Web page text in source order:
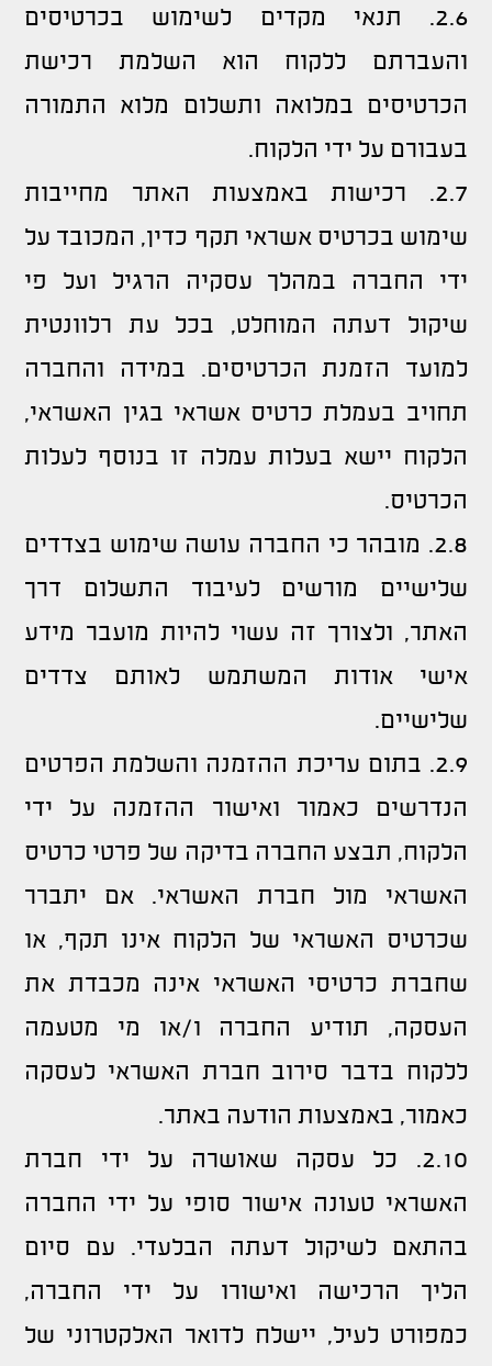
2.6. תנאי מקדים לשימוש בכרטיסים
והעברתם ללקוח הוא השלמת רכישת
הכרטיסים במלואה ותשלום מלוא התמורה
בעבורם על ידי הלקוח.
2.7. רכישות באמצעות האתר מחייבות
שימוש בכרטיס אשראי תקף כדין, המכובד על
ידי החברה במהלך עסקיה הרגיל ועל פי
שיקול דעתה המוחלט, בכל עת רלוונטית
למועד הזמנת הכרטיסים. במידה והחברה
תחויב בעמלת כרטיס אשראי בגין האשראי,
הלקוח יישא בעלות עמלה זו בנוסף לעלות
הכרטיס.
2.8. מובהר כי החברה עושה שימוש בצדדים
שלישיים מורשים לעיבוד התשלום דרך
האתר, ולצורך זה עשוי להיות מועבר מידע
אישי אודות המשתמש לאותם צדדים
שלישיים.
2.9. בתום עריכת ההזמנה והשלמת הפרטים
הנדרשים כאמור ואישור ההזמנה על ידי
הלקוח, תבצע החברה בדיקה של פרטי כרטיס
האשראי מול חברת האשראי. אם יתברר
שכרטיס האשראי של הלקוח אינו תקף, או
שחברת כרטיסי האשראי אינה מכבדת את
העסקה, תודיע החברה ו/או מי מטעמה
ללקוח בדבר סירוב חברת האשראי לעסקה
כאמור, באמצעות הודעה באתר.
2.10. כל עסקה שאושרה על ידי חברת
האשראי טעונה אישור סופי על ידי החברה
בהתאם לשיקול דעתה הבלעדי. עם סיום
הליך הרכישה ואישורו על ידי החברה,
כמפורט לעיל, יישלח לדואר האלקטרוני של